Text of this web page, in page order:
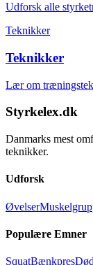
Udforsk alle
Teknikker
Teknikker
Lær om
Styrkelex.dk
Danmarks mest
teknikker.
Udforsk
Øvelser
Populære Emner
SquatBænkpres